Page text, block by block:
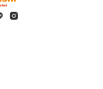
ー情報は、登録時点におけ
す。原材料の変更、製造ラ